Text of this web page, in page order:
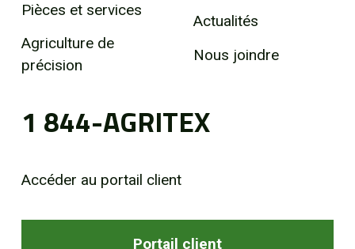
Pièces et services
Agriculture de
précision
Actualités
Nous joindre
1 844-AGRITEX
Accéder au portail client
Portail client